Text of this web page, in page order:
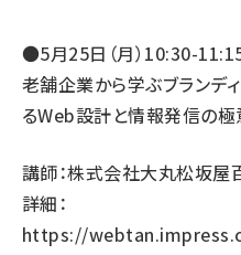
●5月25日（月）10:30-
老舗企業から学ぶブランデ
るWeb設計と情報発信の極
講師：株式会社大丸松坂
詳細：
https://